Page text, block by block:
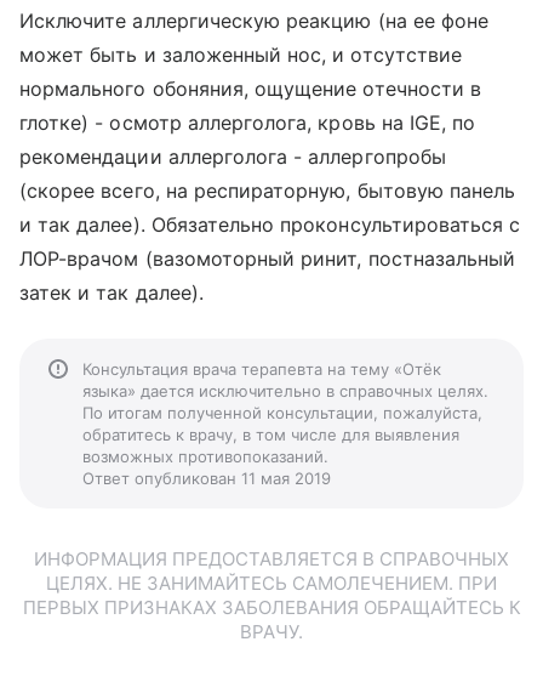
Исключите аллергическую реакцию (на ее фоне
может быть и заложенный нос, и отсутствие
нормального обоняния, ощущение отечности в
глотке) - осмотр аллерголога, кровь на IGE, по
рекомендации аллерголога - аллергопробы
(скорее всего, на респираторную, бытовую панель
и так далее). Обязательно проконсультироваться с
ЛОР-врачом (вазомоторный ринит, постназальный
затек и так далее).
Консультация врача терапевта на тему «Отёк
языка» дается исключительно в справочных целях.
По итогам полученной консультации, пожалуйста,
обратитесь к врачу, в том числе для выявления
возможных противопоказаний.
Ответ опубликован 11 мая 2019
ИНФОРМАЦИЯ ПРЕДОСТАВЛЯЕТСЯ В СПРАВОЧНЫХ
ЦЕЛЯХ. НЕ ЗАНИМАЙТЕСЬ САМОЛЕЧЕНИЕМ. ПРИ
ПЕРВЫХ ПРИЗНАКАХ ЗАБОЛЕВАНИЯ ОБРАЩАЙТЕСЬ К
ВРАЧУ.